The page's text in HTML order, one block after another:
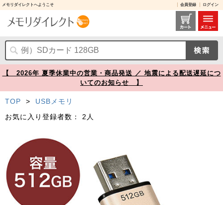
メモリダイレクトへようこそ 会員登録 ログイン
USBメモリ 512GB USB 3.2 Gen1 USB A USB Type-C デュアルコネクタ Transcend JetFlash 930C【メモリダイレクト】
【 2026年 夏季休業中の営業・商品発送 ／ 地震による配送遅延につ
いてのお知らせ 】
TOP >
USBメモリ
お気に入り登録者数：
2人